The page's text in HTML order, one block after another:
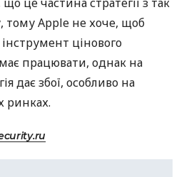
тому Apple не хоче, щоб
цінового
працювати, однак на
дає збої, особливо на
ринках.